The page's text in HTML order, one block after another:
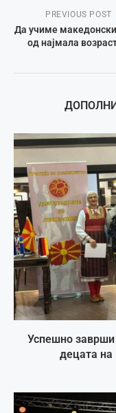
PREVIOUS POST
Да учиме македонски
од најмала
Успешно
децата на